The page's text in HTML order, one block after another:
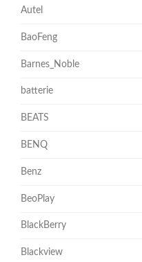
Autel
BaoFeng
Barnes_Noble
batterie
BEATS
BENQ
Benz
BeoPlay
BlackBerry
Blackview